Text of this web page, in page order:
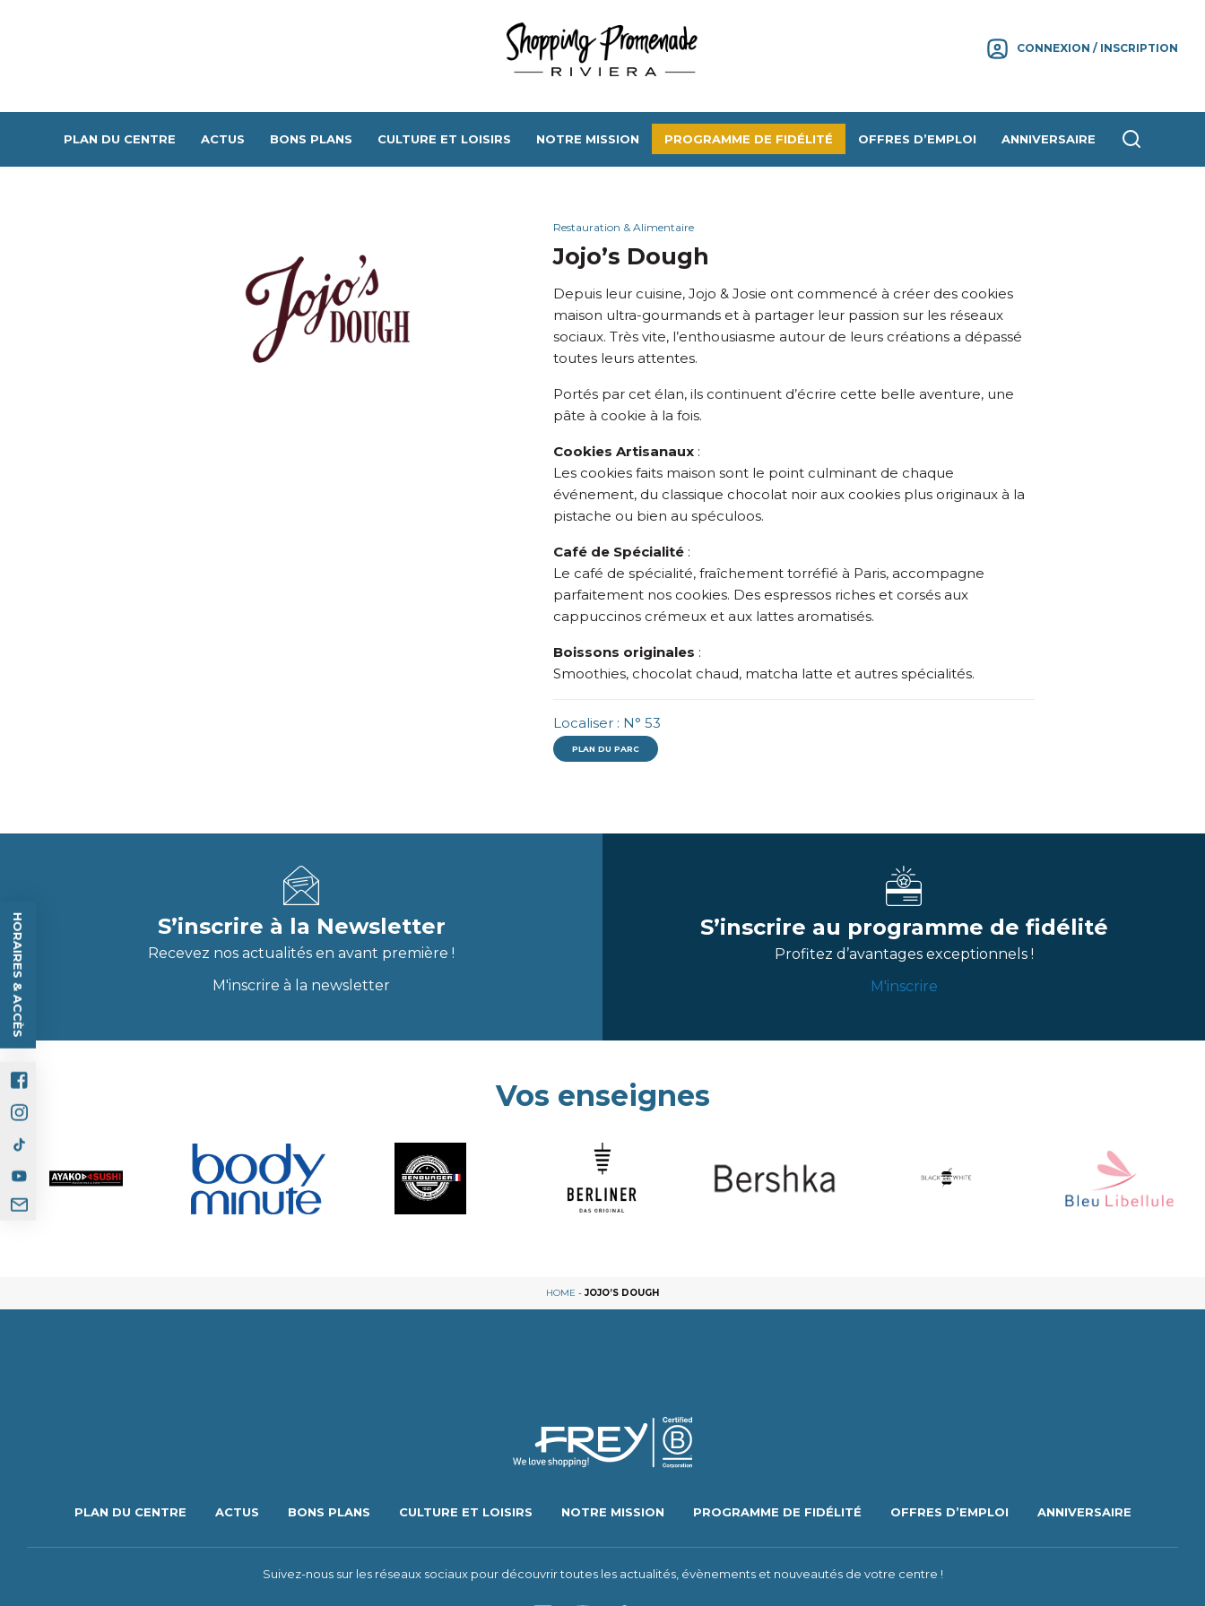
CONNEXION / INSCRIPTION
PLAN DU CENTRE ACTUS BONS PLANS CULTURE ET LOISIRS NOTRE MISSION PROGRAMME DE FIDÉLITÉ OFFRES D’EMPLOI ANNIVERSAIRE
Restauration & Alimentaire
Jojo’s Dough
Depuis leur cuisine, Jojo & Josie ont commencé à créer des cookies
maison ultra-gourmands et à partager leur passion sur les réseaux
sociaux. Très vite, l’enthousiasme autour de leurs créations a dépassé
toutes leurs attentes.
Portés par cet élan, ils continuent d’écrire cette belle aventure, une
pâte à cookie à la fois.
Cookies Artisanaux:
Les cookies faits maison sont le point culminant de chaque
événement, du classique chocolat noir aux cookies plus originaux à la
pistache ou bien au spéculoos.
Café de Spécialité:
Le café de spécialité, fraîchement torréfié à Paris, accompagne
parfaitement nos cookies. Des espressos riches et corsés aux
cappuccinos crémeux et aux lattes aromatisés.
Boissons originales :
Smoothies, chocolat chaud, matcha latte et autres spécialités.
Localiser : N° 53
PLAN DU PARC
HORAIRES & ACCÈS S’inscrire à la Newsletter
Recevez nos actualités en avant première !
M'inscrire à la newsletter
S’inscrire au programme de fidélité
Profitez d’avantages exceptionnels !
M'inscrire
Vos enseignes
HOME - JOJO’S DOUGH
PLAN DU CENTRE ACTUS BONS PLANS CULTURE ET LOISIRS NOTRE MISSION PROGRAMME DE FIDÉLITÉ OFFRES D’EMPLOI ANNIVERSAIRE
Suivez-nous sur les réseaux sociaux pour découvrir toutes les actualités, évènements et nouveautés de votre centre !